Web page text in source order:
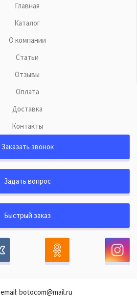
Главная
Каталог
О компании
Статьи
Отзывы
Оплата
Доставка
Контакты
Заказать звонок
Задать вопрос
Быстрый заказ
email: botocom@mail.ru